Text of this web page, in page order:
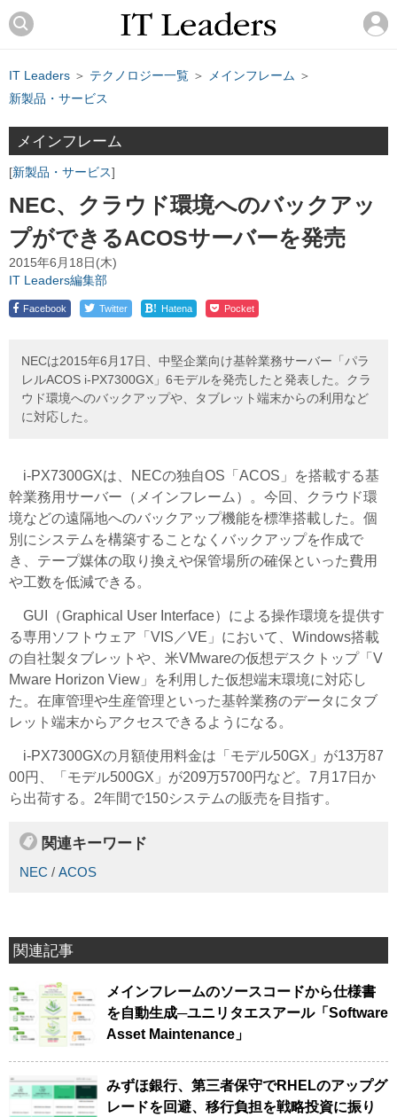
IT Leaders ＞ テクノロジー一覧 ＞ メインフレーム ＞
新製品・サービス
メインフレーム
新製品・サービス
NEC、クラウド環境へのバックアッ
プができるACOSサーバーを発売
2015年6月18日(木)
IT Leaders編集部
Facebook Twitter ! Hatena Pocket
NECは2015年6月17日、中堅企業向け基幹業務サーバー「パラ
レルACOS i-PX7300GX」6モデルを発売したと発表した。クラ
ウド環境へのバックアップや、タブレット端末からの利用など
に対応した。
i-PX7300GXは、NECの独自OS「ACOS」を搭載する基
幹業務用サーバー（メインフレーム）。今回、クラウド環
境などの遠隔地へのバックアップ機能を標準搭載した。個
別にシステムを構築することなくバックアップを作成で
き、テープ媒体の取り換えや保管場所の確保といった費用
や工数を低減できる。
GUI（Graphical User Interface）による操作環境を提供す
る専用ソフトウェア「VIS／VE」において、Windows搭載
の自社製タブレットや、米VMwareの仮想デスクトップ「V
Mware Horizon View」を利用した仮想端末環境に対応し
た。在庫管理や生産管理といった基幹業務のデータにタブ
レット端末からアクセスできるようになる。
i-PX7300GXの月額使用料金は「モデル50GX」が13万87
00円、「モデル500GX」が209万5700円など。7月17日か
ら出荷する。2年間で150システムの販売を目指す。
関連キーワード
NEC / ACOS
関連記事
メインフレームのソースコードから仕様書
を自動生成─ユニリタエスアール「Software
Asset Maintenance」
みずほ銀行、第三者保守でRHELのアップグ
レードを回避、移行負担を戦略投資に振り